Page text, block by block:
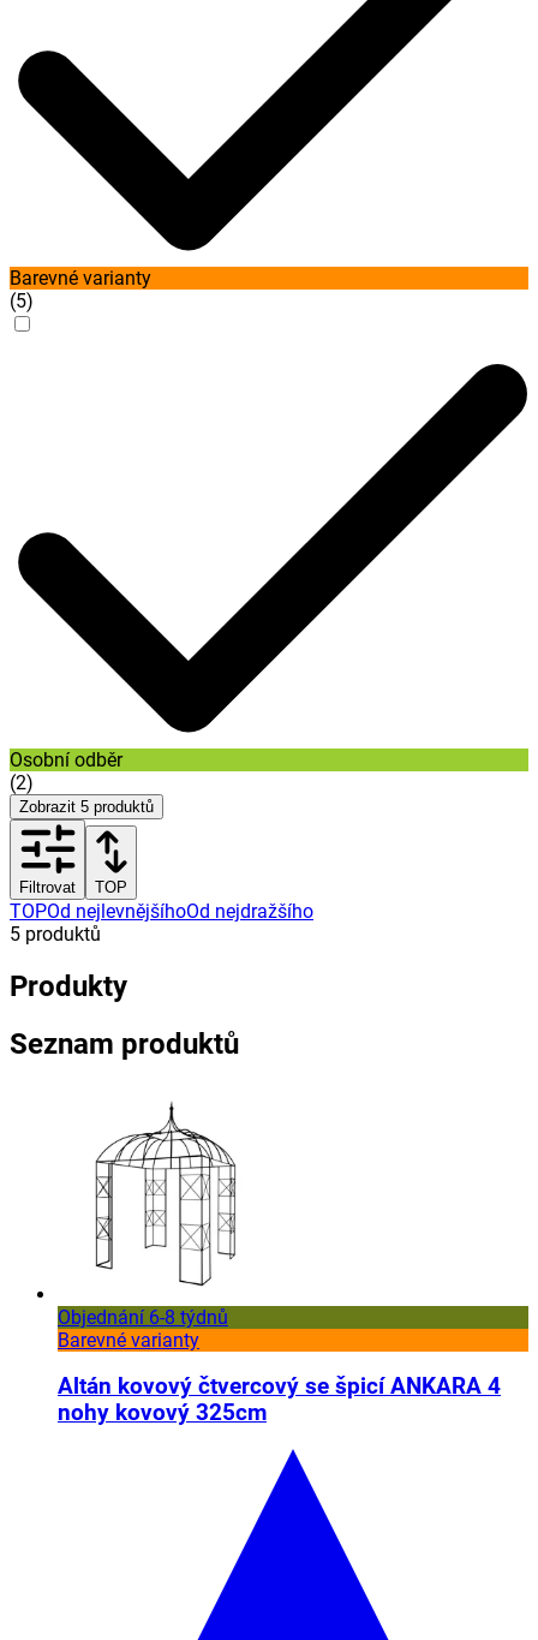
Barevné varianty
(5)
Osobní odběr
(2)
Zobrazit 5 produktů
Filtrovat TOP
TOPOd nejlevnějšíhoOd nejdražšího
5 produktů
Produkty
Seznam produktů
Objednání 6-8 týdnů
Barevné varianty
Altán kovový čtvercový se špicí ANKARA 4
nohy kovový 325cm